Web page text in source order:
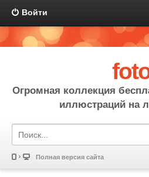
Войти
Огромная коллекция
иллюстраций на
Полная версия сайта